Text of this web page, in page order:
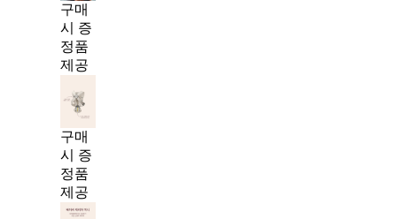
구매
시 증
정품
제공
구매
시 증
정품
제공